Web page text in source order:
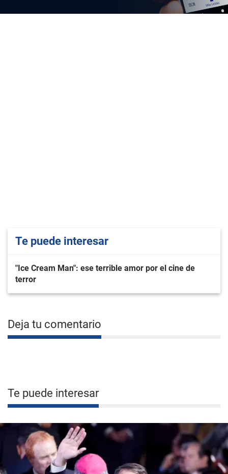
Te puede interesar
"Ice Cream Man": ese terrible amor por el cine de
terror
Deja tu comentario
Te puede interesar